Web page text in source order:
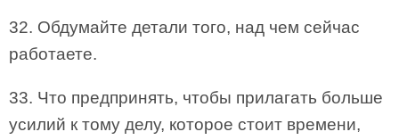
32. Обдумайте детали того, над чем сейчас
работаете.
33. Что предпринять, чтобы прилагать больше
усилий к тому делу, которое стоит времени,